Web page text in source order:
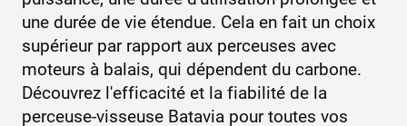
une durée de vie étendue. Cela en fait un choix
supérieur par rapport aux perceuses avec
moteurs à balais, qui dépendent du carbone.
Découvrez l'efficacité et la fiabilité de la
perceuse-visseuse Batavia pour toutes vos